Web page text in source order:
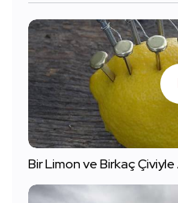
Bir Limon ve Birkaç Çiviyle